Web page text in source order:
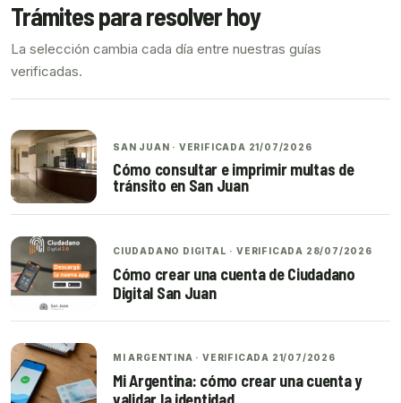
Trámites para resolver hoy
La selección cambia cada día entre nuestras guías
verificadas.
SAN JUAN · VERIFICADA 21/07/2026
Cómo consultar e imprimir multas de
tránsito en San Juan
CIUDADANO DIGITAL · VERIFICADA 28/07/2026
Cómo crear una cuenta de Ciudadano
Digital San Juan
MI ARGENTINA · VERIFICADA 21/07/2026
Mi Argentina: cómo crear una cuenta y